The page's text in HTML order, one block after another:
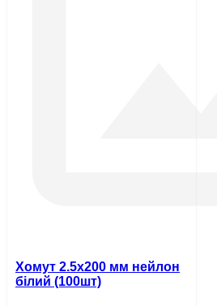
Хомут 2.5х200 мм нейлон
білий (100шт)